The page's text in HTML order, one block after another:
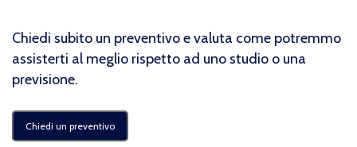
Chiedi subito un preventivo e valuta come potremmo
assisterti al meglio rispetto ad uno studio o una
previsione.
Chiedi un preventivo